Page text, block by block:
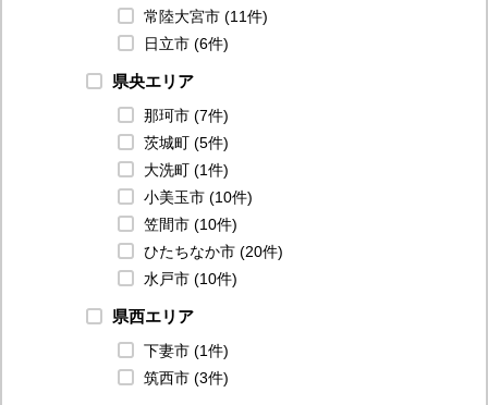
常陸大宮市 (11件)
日立市 (6件)
県央エリア
那珂市 (7件)
茨城町 (5件)
大洗町 (1件)
小美玉市 (10件)
笠間市 (10件)
ひたちなか市 (20件)
水戸市 (10件)
県西エリア
下妻市 (1件)
筑西市 (3件)